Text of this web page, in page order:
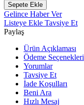
Sepete Ekle
Gelince Haber Ver
Listeye Ekle Tavsiye Et
Paylaş
Ürün Açıklaması
Ödeme Seçenekleri
Yorumlar
Tavsiye Et
İade Koşulları
Beni Ara
Hızlı Mesaj